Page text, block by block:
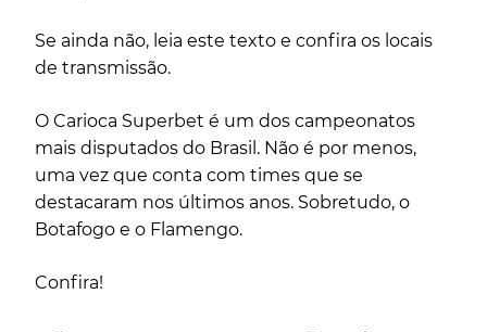
Se ainda não, leia este texto e confira os locais
de transmissão.
O Carioca Superbet é um dos campeonatos
mais disputados do Brasil. Não é por menos,
uma vez que conta com times que se
destacaram nos últimos anos. Sobretudo, o
Botafogo e o Flamengo.
Confira!